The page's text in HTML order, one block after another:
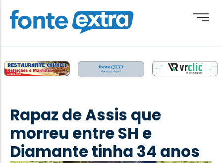
Destaque
Esporte
Geral
Rapaz de Assis que
morreu entre SH e
Diamante tinha 34 anos